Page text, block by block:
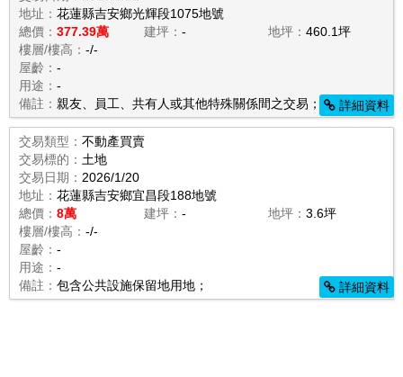
地址： 花蓮縣吉安鄉光輝段1075地號
總價： 377.39萬 建坪： - 地坪：460.1坪
樓層/樓高： -/-
屋齡： -
用途： -
備註： 親友、員工、共有人或其他特殊關係間之交易； 詳細資料
交易類型： 不動產買賣
交易標的： 土地
交易日期： 2026/1/20
地址： 花蓮縣吉安鄉宜昌段188地號
總價： 8萬 建坪： - 地坪：3.6坪
樓層/樓高： -/-
屋齡： -
用途： -
備註： 包含公共設施保留地用地； 詳細資料